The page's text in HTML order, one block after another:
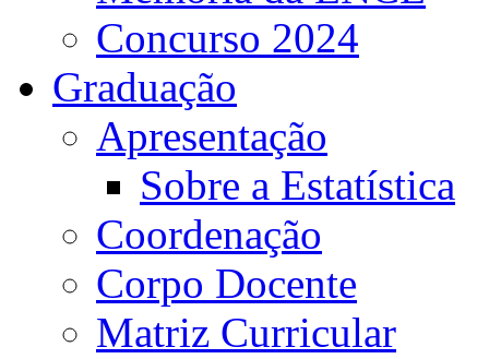
Concurso 2024
Graduação
Apresentação
Sobre a Estatística
Coordenação
Corpo Docente
Matriz Curricular